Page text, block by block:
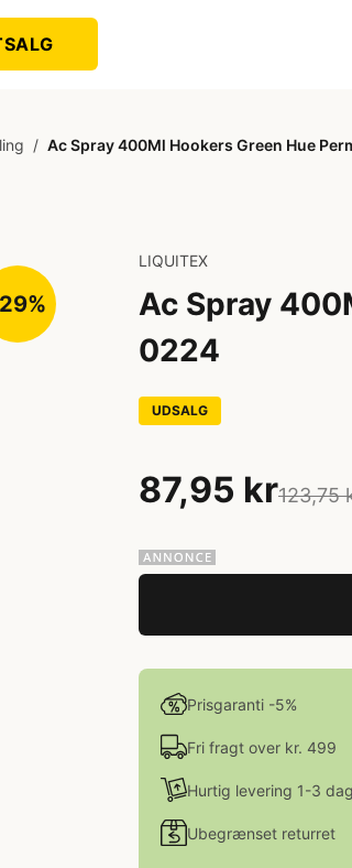
/ Ac Spray 400Ml Hookers Green Hue
LIQUITEX
Ac Spray
0224
UDSALG
87,95 kr123,75
Prisgaranti -5%
Fri fragt over kr. 499
Hurtig levering 1-3
Ubegrænset returret